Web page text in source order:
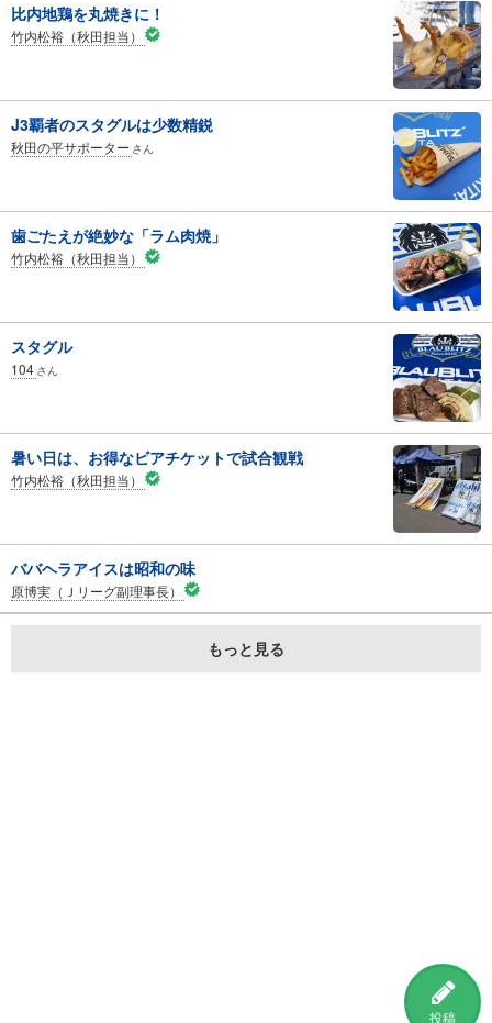
投稿
比内地鶏を丸焼きに！
竹内松裕（秋田担当）
J3覇者のスタグルは少数精鋭
秋田の平サポーター さん
歯ごたえが絶妙な「ラム肉焼」
竹内松裕（秋田担当）
スタグル
104 さん
暑い日は、お得なビアチケットで試合観戦
竹内松裕（秋田担当）
ババヘラアイスは昭和の味
原博実（Ｊリーグ副理事長）
もっと見る